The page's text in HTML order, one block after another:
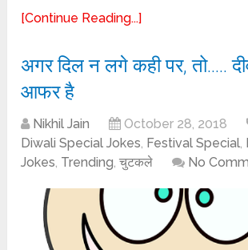
[Continue Reading...]
अगर दिल न लगे कही पर, तो…..
आफर है
Nikhil Jain October 28, 2018
Diwali Special Jokes, Festival Special,
Jokes, Trending,चुटकले No